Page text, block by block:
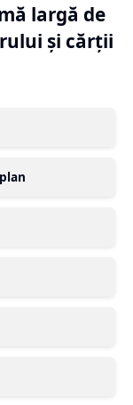
largă de
și cărții